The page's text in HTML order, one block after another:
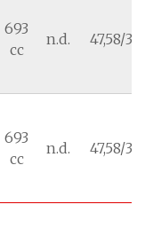
693
cc
n.d. 47,58/
693
cc
n.d. 47,58/